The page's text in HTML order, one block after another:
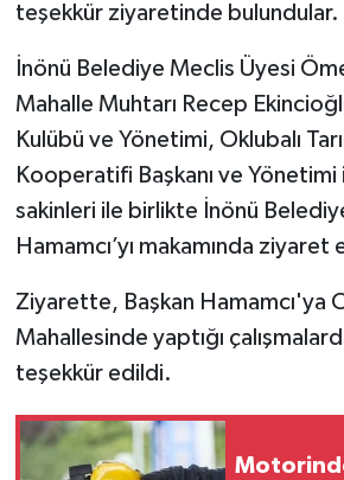
teşekkür ziyaretinde bulundular.
İnönü Belediye Meclis Üyesi
Mahalle Muhtarı Recep
Kulübü ve Yönetimi, Oklubalı
Kooperatifi Başkanı ve Yönetimi
sakinleri ile birlikte İnönü
Hamamcı’yı makamında ziyaret
Ziyarette, Başkan Hamamcı'ya
Mahallesinde yaptığı
teşekkür edildi.